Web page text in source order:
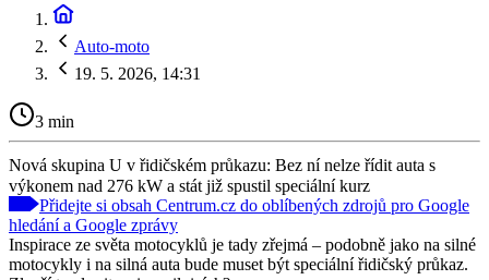
Auto-moto
19. 5. 2026, 14:31
3 min
Nová skupina U v řidičském průkazu: Bez ní nelze řídit auta s
výkonem nad 276 kW a stát již spustil speciální kurz
Přidejte si obsah Centrum.cz do oblíbených zdrojů pro Google
hledání a Google zprávy
Inspirace ze světa motocyklů je tady zřejmá – podobně jako na silné
motocykly i na silná auta bude muset být speciální řidičský průkaz.